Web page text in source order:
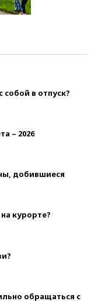
в отпуск?
– 2026
добившиеся
курорте?
обращаться с